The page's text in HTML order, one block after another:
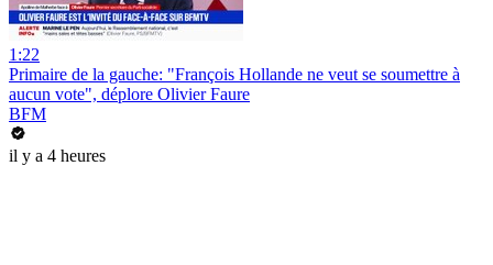
1:22
Primaire de la gauche: "François Hollande ne veut se soumettre à
aucun vote", déplore Olivier Faure
BFM
il y a 4 heures